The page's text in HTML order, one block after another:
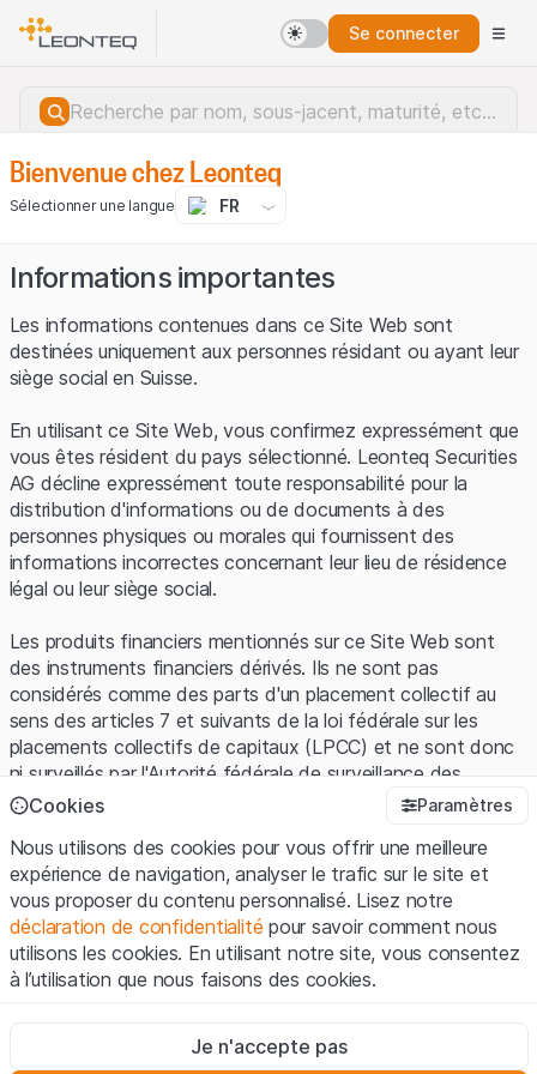
Se connecter
Erreur du serveur.
Bienvenue chez Leonteq
Sélectionner une langue FR
Informations importantes
Les informations contenues dans ce Site Web sont
destinées uniquement aux personnes résidant ou ayant leur
siège social en Suisse.
En utilisant ce Site Web, vous confirmez expressément que
vous êtes résident du pays sélectionné. Leonteq Securities
AG décline expressément toute responsabilité pour la
distribution d'informations ou de documents à des
personnes physiques ou morales qui fournissent des
informations incorrectes concernant leur lieu de résidence
légal ou leur siège social.
Les produits financiers mentionnés sur ce Site Web sont
des instruments financiers dérivés. Ils ne sont pas
considérés comme des parts d'un placement collectif au
sens des articles 7 et suivants de la loi fédérale sur les
placements collectifs de capitaux (LPCC) et ne sont donc
ni surveillés par l'Autorité fédérale de surveillance des
marchés financiers (FINMA) ni enregistrés auprès de la
protection spécifique des investisseurs prévue par la LPCC.
Conditions d'utilisation et informations juridiques
En utilisant le Site Web de Leonteq Securities AG (ci-après
"Site Web"), vous confirmez que vous avez compris et que
vous acceptez les informations juridiques, les notes
vous n'acceptez pas les Conditions d'utilisation, veuillez-
vous abstenir d'utiliser ce Site Web.
Cookies Paramètres
Nous utilisons des cookies pour vous offrir une meilleure
expérience de navigation, analyser le trafic sur le site et
vous proposer du contenu personnalisé. Lisez notre
déclaration de confidentialité pour savoir comment nous
utilisons les cookies. En utilisant notre site, vous consentez
à l’utilisation que nous faisons des cookies.
Ces cookies sont nécessaires au bon fonctionnement du site
Je n'accepte pas